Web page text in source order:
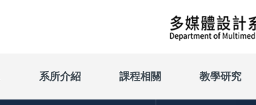
系所介紹 課程相關 教學研究